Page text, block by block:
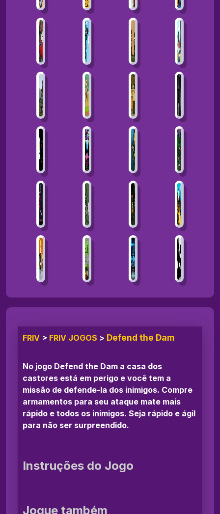
FRIV > FRIV JOGOS > Defend the Dam
No jogo Defend the Dam a casa dos
castores está em perigo e você tem a
missão de defende-la dos inimigos. Compre
armamentos para seu ataque mate mais
rápido e todos os inimigos. Seja rápido e ágil
para não ser surpreendido.
Instruções do Jogo
Jogue também